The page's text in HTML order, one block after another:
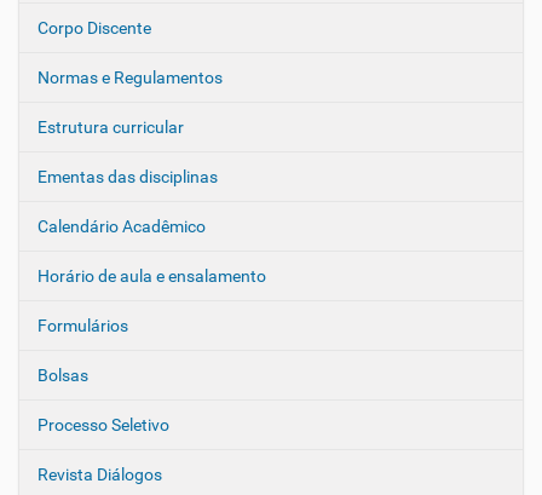
ç
o
Corpo Discente
Normas e Regulamentos
Estrutura curricular
Ementas das disciplinas
Calendário Acadêmico
Horário de aula e ensalamento
Formulários
Bolsas
Processo Seletivo
Revista Diálogos